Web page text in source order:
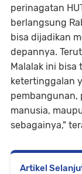
perinagatan
berlangsung
bisa dijadikan
depannya.
Malalak ini bisa
ketertinggalan
pembangunan,
manusia,
sebagainya,"
Artikel